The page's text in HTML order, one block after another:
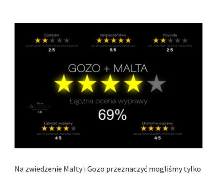
Na zwiedzenie Malty i Gozo przeznaczyć mogliśmy tylko